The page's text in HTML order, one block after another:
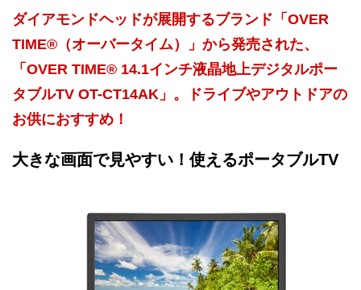
ダイアモンドヘッドが展開するブランド「OVER
TIME®（オーバータイム）」から発売された、
「OVER TIME® 14.1インチ液晶地上デジタルポー
タブルTV OT-CT14AK」。ドライブやアウトドアの
お供におすすめ！
大きな画面で見やすい！使えるポータブルTV